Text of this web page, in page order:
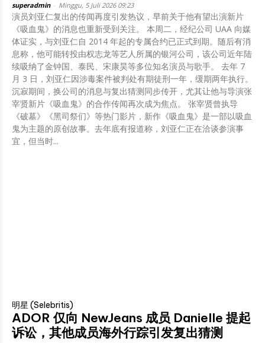
superadmin Minggu, 5 Juli 2026 09:23
演员刘亚仁复出的传闻再度引发热议，早前关于他有望出演新片
《吸血鬼》的消息也重新受到关注。 本周二，经纪公司 UAA 向媒
体证实，与刘亚仁自 2014 年起的专属合约已正式到期。随后有消
息称，他可能转投由权志龙等艺人所属的银河公司，该公司近年陆
续吸纳了金钟国、泰民、宋康昊等多位知名演员与歌手。 去年 7
月 3 日，刘亚仁因涉毒案件被判处有期徒刑一年，缓期两年执行。
沉寂期间，换公司的消息与复出猜测同步传开，尤其让他与导演张
宰贤新片《吸血鬼》的合作传闻再次成为焦点。 张宰贤曾执导
《破墓》《黑司祭们》等热门影片，新作《吸血鬼》是一部以吸血
鬼为主题的原创故事。去年底有报道称，刘亚仁正在洽谈参演事
宜，但当时...
明星 (Selebritis)
ADOR 仅向 NewJeans 成员 Danielle 提起
诉讼，其他成员海外行踪引发复出猜测